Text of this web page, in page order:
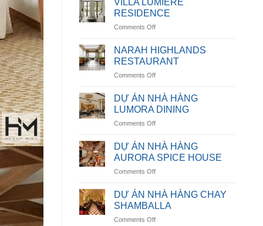
OCEANICA
VILLA LUMIÈRE
RESIDENCE
Comments Offon
LUMIÈRE
RESIDENCE
NARAH HIGHLANDS
RESTAURANT
Comments Offon
HIGHLANDS
RESTAURANT
DỰ ÁN NHÀ HÀNG
LUMORA DINING
Comments Offon
ÁN
NHÀ
HÀNG
LUMORA
DỰ ÁN NHÀ HÀNG
AURORA SPICE HOUSE
Comments Offon
ÁN
NHÀ
HÀNG
AURORA
DỰ ÁN NHÀ HÀNG CHAY
SHAMBALLA
Comments Offon